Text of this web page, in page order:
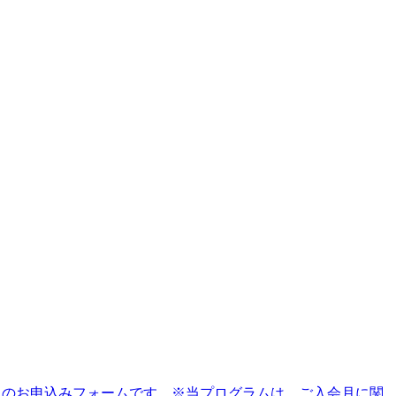
お申込みフォームです。※当プログラムは、ご入会月に関